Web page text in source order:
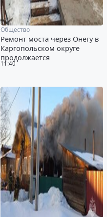
11:40
Общество
Ремонт моста через Онегу в
Каргопольском округе
продолжается